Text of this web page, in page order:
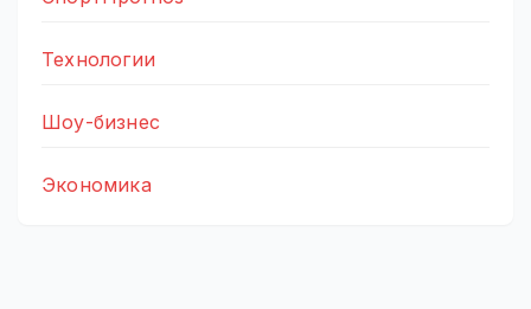
Технологии
Шоу-бизнес
Экономика